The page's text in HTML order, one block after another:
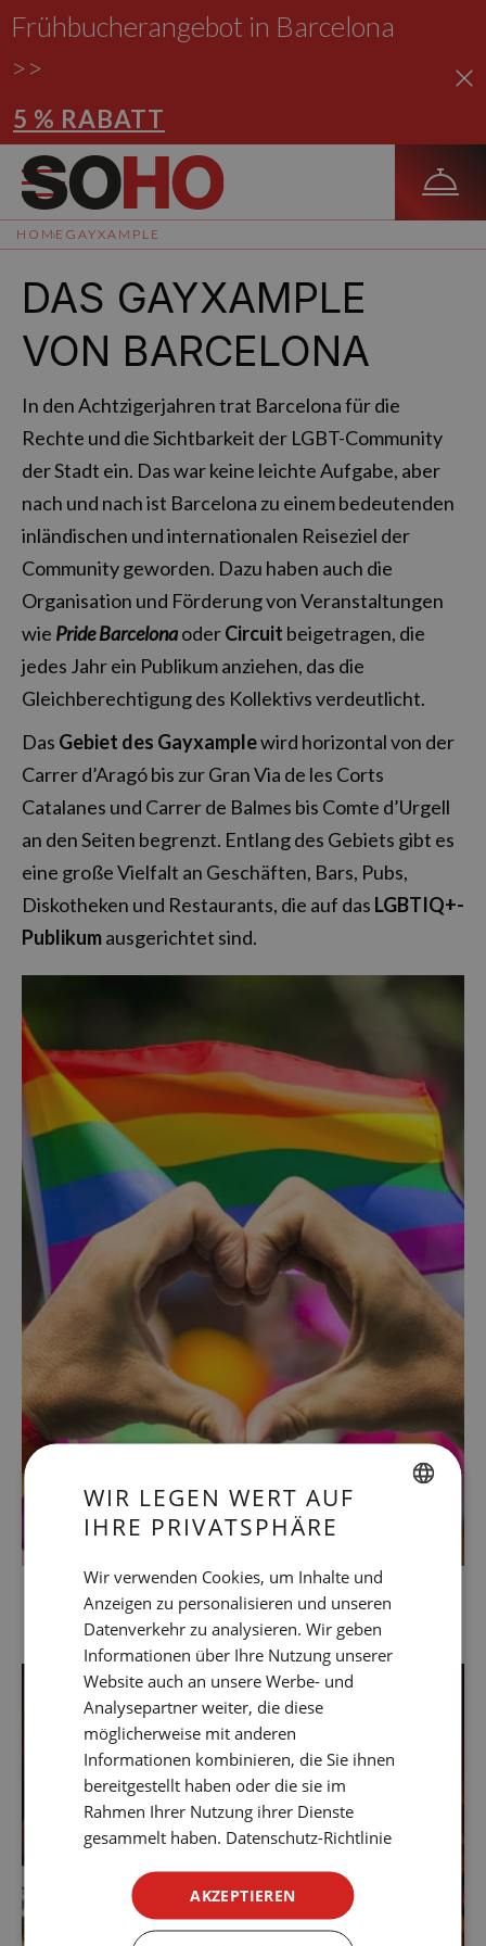
Frühbucherangebot in Barcelona
>>
5 % RABATT
HOME GAYXAMPLE
DAS GAYXAMPLE
VON BARCELONA
In den Achtzigerjahren trat Barcelona für die
Rechte und die Sichtbarkeit der LGBT-Community
der Stadt ein. Das war keine leichte Aufgabe, aber
nach und nach ist Barcelona zu einem bedeutenden
inländischen und internationalen Reiseziel der
Community geworden. Dazu haben auch die
Organisation und Förderung von Veranstaltungen
wie Pride BarcelonaoderCircuit beigetragen, die
jedes Jahr ein Publikum anziehen, das die
Gleichberechtigung des Kollektivs verdeutlicht.
Das Gebiet des Gayxamplewird horizontal von der
Carrer d’Aragó bis zur Gran Via de les Corts
Catalanes und Carrer de Balmes bis Comte d’Urgell
an den Seiten begrenzt. Entlang des Gebiets gibt es
eine große Vielfalt an Geschäften, Bars, Pubs,
Diskotheken und Restaurants, die auf das LGBTIQ+-
Publikumausgerichtet sind.
CATALAN
GERMAN
WIR LEGEN WERT AUF
IHRE PRIVATSPHÄRE
Wir verwenden Cookies, um Inhalte und
Anzeigen zu personalisieren und unseren
Datenverkehr zu analysieren. Wir geben
Informationen über Ihre Nutzung unserer
Website auch an unsere Werbe- und
Analysepartner weiter, die diese
möglicherweise mit anderen
Informationen kombinieren, die Sie ihnen
bereitgestellt haben oder die sie im
Rahmen Ihrer Nutzung ihrer Dienste
gesammelt haben. Datenschutz-Richtlinie
AKZEPTIEREN